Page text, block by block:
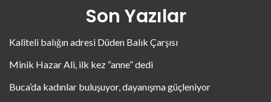
Son Yazılar
Kaliteli balığın adresi Düden Balık Çarşısı
Minik Hazar Ali, ilk kez “anne” dedi
Buca’da kadınlar buluşuyor, dayanışma güçleniyor